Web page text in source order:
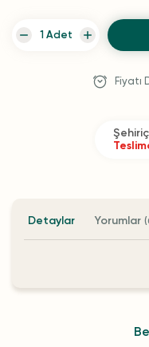
Fiyatı
Detaylar Yorumlar